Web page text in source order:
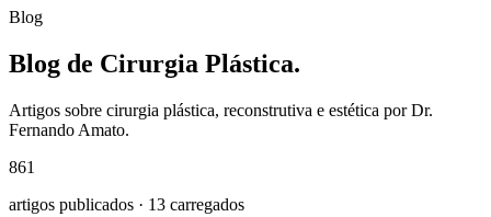
Blog
Blog de Cirurgia Plástica.
Artigos sobre cirurgia plástica, reconstrutiva e estética por Dr.
Fernando Amato.
861
artigos publicados · 13 carregados